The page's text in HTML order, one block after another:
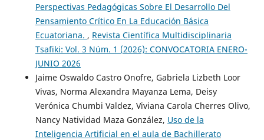
Perspectivas Pedagógicas Sobre El Desarrollo Del
Pensamiento Crítico En La Educación Básica
Ecuatoriana. , Revista Científica Multidisciplinaria
Tsafiki: Vol. 3 Núm. 1 (2026): CONVOCATORIA ENERO-
JUNIO 2026
Jaime Oswaldo Castro Onofre, Gabriela Lizbeth Loor
Vivas, Norma Alexandra Mayanza Lema, Deisy
Verónica Chumbi Valdez, Viviana Carola Cherres Olivo,
Nancy Natividad Maza González, Uso de la
Inteligencia Artificial en el aula de Bachillerato